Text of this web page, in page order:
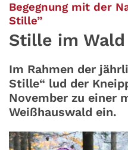
Begegnung mit der
Stille”
Stille im
Im Rahmen der
Stille“ lud der
November zu einer
Weißhauswald ein.